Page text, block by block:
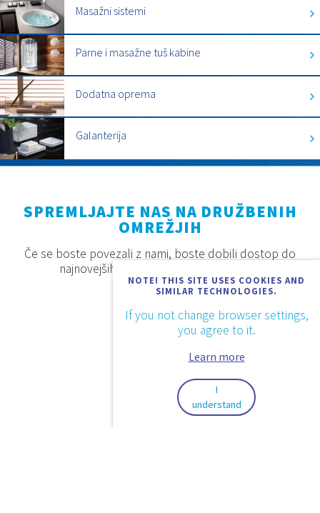
Masažni sistemi
Parne i masažne tuš kabine
Dodatna oprema
Galanterija
NOTE! THIS SITE USES COOKIES AND
SIMILAR TECHNOLOGIES.
If you not change browser settings,
you agree to it.
Learn more
I
understand
SPREMLJAJTE NAS NA DRUŽBENIH
OMREŽJIH
Če se boste povezali z nami, boste dobili dostop do
najnovejših proizvodov, akcij in novosti.